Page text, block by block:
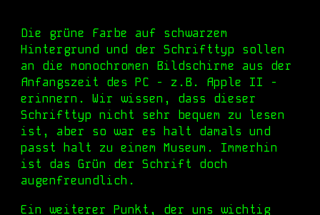
Die grüne Farbe auf schwarzem
Hintergrund und der Schrifttyp sollen
an die monochromen Bildschirme aus der
Anfangszeit des PC - z.B. Apple II -
erinnern. Wir wissen, dass dieser
Schrifttyp nicht sehr bequem zu lesen
ist, aber so war es halt damals und
passt halt zu einem Museum. Immerhin
ist das Grün der Schrift doch
augenfreundlich.
Ein weiterer Punkt, der uns wichtig